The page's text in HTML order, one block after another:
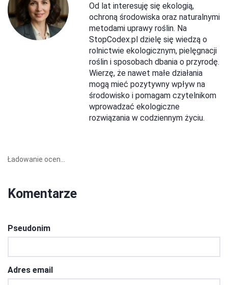
Od lat interesuję się ekologią,
ochroną środowiska oraz naturalnymi
metodami uprawy roślin. Na
StopCodex.pl dzielę się wiedzą o
rolnictwie ekologicznym, pielęgnacji
roślin i sposobach dbania o przyrodę.
Wierzę, że nawet małe działania
mogą mieć pozytywny wpływ na
środowisko i pomagam czytelnikom
wprowadzać ekologiczne
rozwiązania w codziennym życiu.
Ładowanie ocen...
Komentarze
Pseudonim
Adres email